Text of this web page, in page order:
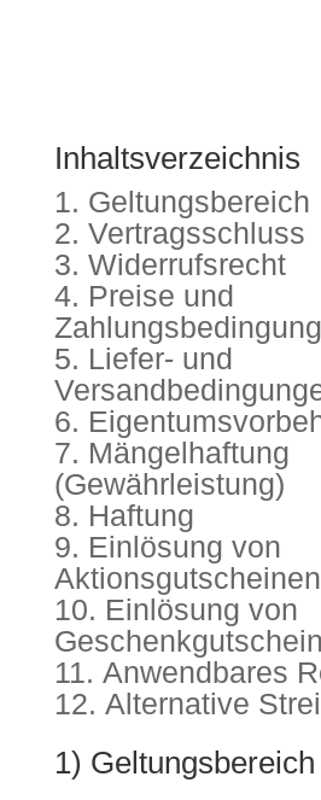
Inhaltsverzeichnis
Geltungsbereich
Vertragsschluss
Widerrufsrecht
Preise und
Liefer- und
Mängelhaftung
(Gewährleistung)
Haftung
Einlösung von
Aktionsgutscheinen
Einlösung von
Anwendbares
Alternative
1) Geltungsbereich